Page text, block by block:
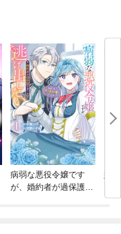
病弱な悪役令嬢です
が、婚約者が過保護す
妹